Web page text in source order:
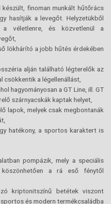
finoman munkált hűtőrács
hasítják a levegőt. Helyzetükből
véletlenre, és közvetlenül a
lökhárító a jobb hűtés érdekében
alján található légterelők az
a légellenállást,
hagyományosan a GT Line, ill. GT
szárnyacskák kaptak helyet,
lapok, melyek csak megbontanák
hatékony, a sportos karaktert is
pompázik, mely a speciális
köszönhetően a rá eső fénytől
kriptonitszínű betétek viszont
és modern termékcsaládba